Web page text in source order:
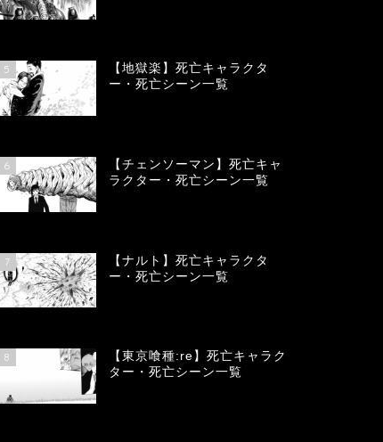
5
【地獄楽】死亡キャラクタ
ー・死亡シーン一覧
6
【チェンソーマン】死亡キャ
ラクター・死亡シーン一覧
7
【ナルト】死亡キャラクタ
ー・死亡シーン一覧
8
【東京喰種:re】死亡キャラク
ター・死亡シーン一覧